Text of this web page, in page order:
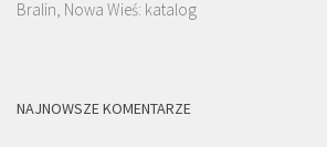
Bralin, Nowa Wieś: katalog
NAJNOWSZE KOMENTARZE